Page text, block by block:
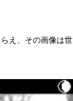
え、その画像は世